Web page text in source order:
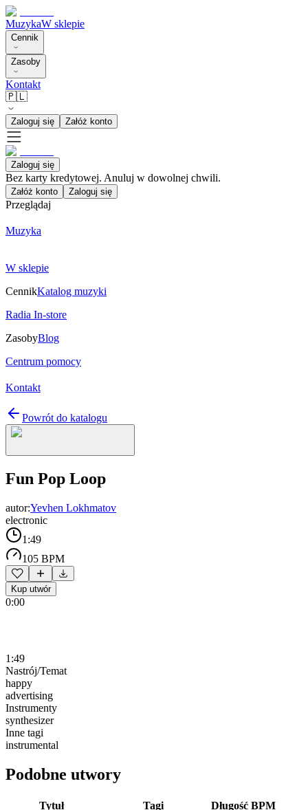
MuzykaW sklepie
Cennik
Zasoby
Kontakt
🇵🇱
Zaloguj się Załóż konto
Zaloguj się
Bez karty kredytowej. Anuluj w dowolnej chwili.
Załóż konto Zaloguj się
Przeglądaj
Muzyka
W sklepie
CennikKatalog muzyki
Radia In-store
ZasobyBlog
Centrum pomocy
Kontakt
Powrót do katalogu
Fun Pop Loop
autor:Yevhen Lokhmatov
electronic
1:49
105 BPM
Kup utwór
0:00
1:49
Nastrój/Temat
happy
advertising
Instrumenty
synthesizer
Inne tagi
instrumental
Podobne utwory
Tytuł Tagi Długość BPM